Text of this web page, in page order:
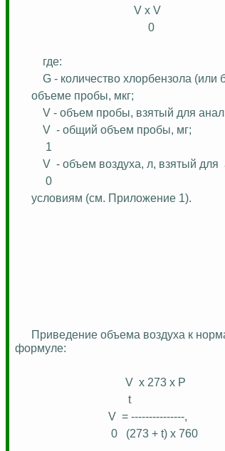
V х V
0
где:
G - количество хлорбензола
объеме пробы, мкг;
V - объем пробы, взятый для
V - общий объем пробы, мг;
1
V - объем воздуха, л, взятый для
0
условиям (см. Приложение 1).
Приведение объема воздуха к
формуле:
V х 273 х P
t
V = ---------------,
0
(273 + t) х 760